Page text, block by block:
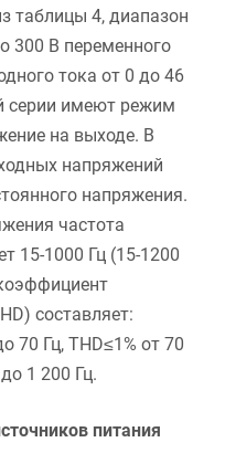
таблицы 4, диапазон
300 В переменного
тока от 0 до 46
серии имеют режим
на выходе. В
напряжений
напряжения.
частота
15-1000 Гц (15-1200
составляет:
70 Гц, THD≤1% от 70
1 200 Гц.
питания